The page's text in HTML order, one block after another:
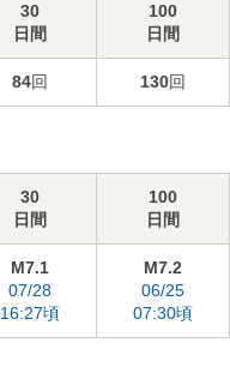
30
日間
100
日間
84回 130回
30
日間
100
日間
M7.1
07/28
16:27頃
M7.2
06/25
07:30頃